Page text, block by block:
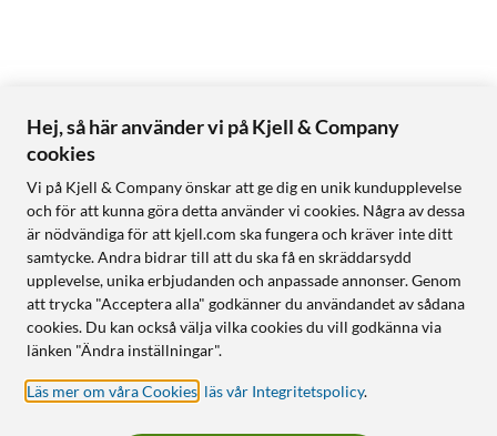
Hej, så här använder vi på Kjell & Company
cookies
Vi på Kjell & Company önskar att ge dig en unik kundupplevelse
och för att kunna göra detta använder vi cookies. Några av dessa
är nödvändiga för att kjell.com ska fungera och kräver inte ditt
samtycke. Andra bidrar till att du ska få en skräddarsydd
upplevelse, unika erbjudanden och anpassade annonser. Genom
att trycka "Acceptera alla" godkänner du användandet av sådana
cookies. Du kan också välja vilka cookies du vill godkänna via
länken "Ändra inställningar".
Läs mer om våra Cookies läs vår Integritetspolicy.